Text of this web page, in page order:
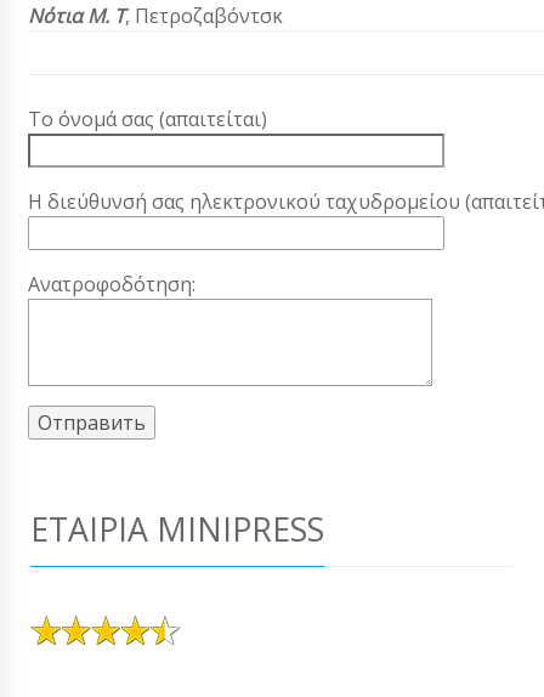
Νότια Μ. Τ, Πετροζαβόντσκ
Το όνομά σας (απαιτείται)
Η διεύθυνσή σας ηλεκτρονικού ταχυδρομείου
Ανατροφοδότηση:
ΕΤΑΙΡΊΑ MINIPRESS